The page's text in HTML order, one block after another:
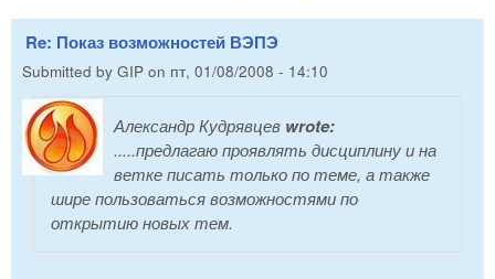
Re: Показ возможностей ВЭПЭ
Submitted by GIP on пт, 01/08/2008 - 14:10
Александр Кудрявцев wrote:
.....предлагаю проявлять дисциплину и на
ветке писать только по теме, а также
шире пользоваться возможностями по
открытию новых тем.